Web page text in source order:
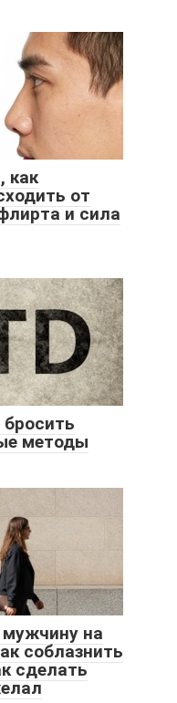
как
от
и сила
бросить
методы
мужчину на
соблазнить
сделать